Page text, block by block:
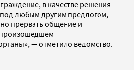
в качестве решения
любым другим предлогом,
прервать общение и
— отметило ведомство.